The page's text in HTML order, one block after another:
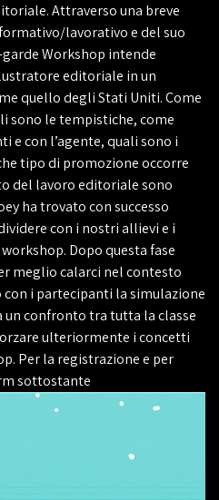
. Attraverso una breve
lavorativo e del suo
Workshop intende
editoriale in un
quello degli Stati Uniti. Come
sono letempistiche, come
e con l’agente, quali sono i
tipo di promozione occorre
del lavoro editorialesono
ha trovato con successo
con i nostri allievi e i
Dopo questa fase
meglio calarci nel contesto
i partecipanti la simulazione
un confronto tra tutta la classe
ulteriormente i concetti
Per la registrazione e per
sottostante